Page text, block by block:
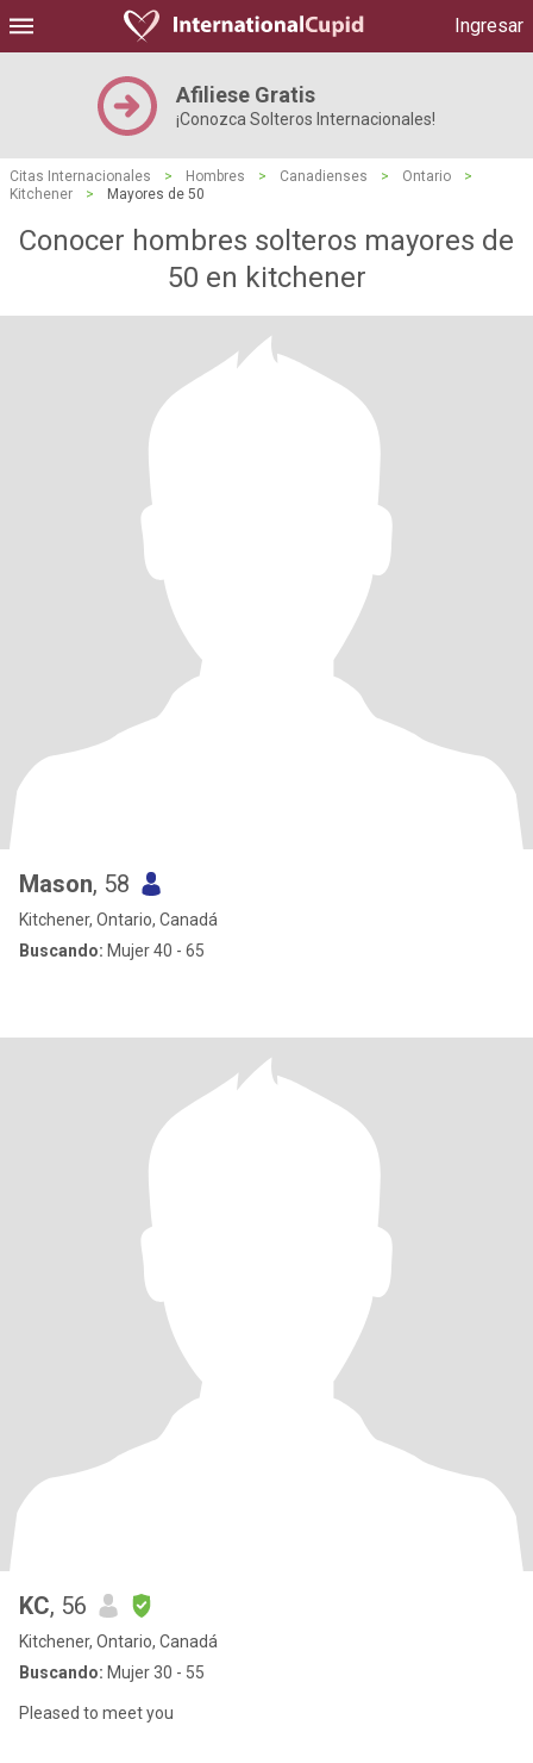
Ingresar
Afiliese Gratis
¡Conozca Solteros Internacionales!
Citas Internacionales > Hombres > Canadienses > Ontario
>
Kitchener
> Mayores de 50
Conocer hombres solteros mayores de
50 en kitchener
Mason, 58
Kitchener, Ontario, Canadá
Buscando: Mujer 40 - 65
KC, 56
Kitchener, Ontario, Canadá
Buscando: Mujer 30 - 55
Pleased to meet you